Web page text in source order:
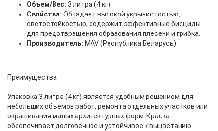
Объем/Вес: 3 литра (4 кг).
Свойства: Обладает высокой укрывистостью,
светостойкостью, содержит эффективные биоциды
для предотвращения образования плесени и грибка.
Производитель: MAV (Республика Беларусь).
Преимущества
Упаковка 3 литра (4 кг) является удобным решением для
небольших объемов работ, ремонта отдельных участков или
окрашивания малых архитектурных форм. Краска
обеспечивает долговечное и устойчивое к выцветанию